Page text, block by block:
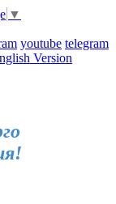
▼
youtube telegram